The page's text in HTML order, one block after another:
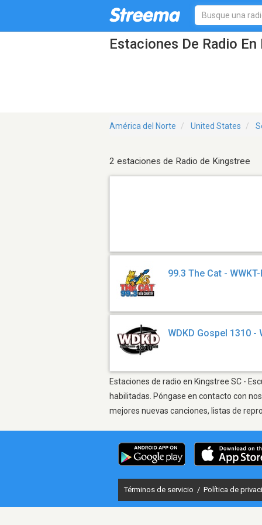
Estaciones De Radio
América del Norte United States
2 estaciones de Radio de Kingstree
99.3 The Cat -
WDKD Gospel 1310 -
Estaciones de radio en Kingstree SC -
habilitadas. Póngase en contacto con
mejores nuevas canciones, listas de
Términos de servicio / Política de